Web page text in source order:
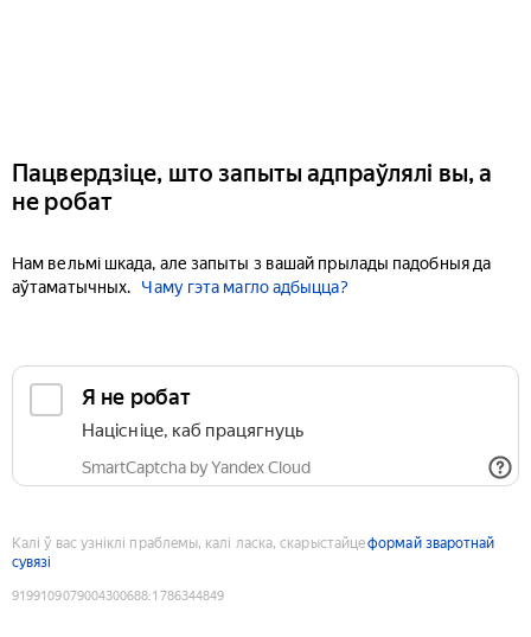
Пацвердзіце, што запыты адпраўлялі вы, а
не робат
Нам вельмі шкада, але запыты з вашай прылады падобныя да
аўтаматычных.
Чаму гэта магло адбыцца?
Я не робат
Націсніце, каб працягнуць
SmartCaptcha by Yandex Cloud
Калі ў вас узніклі праблемы, калі ласка, скарыстайцеформай зваротнай
сувязі
9199109079004300688:1786344849